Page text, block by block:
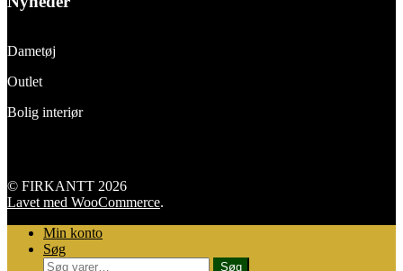
Dametøj
Outlet
Bolig interiør
© FIRKANTT 2026
Lavet med WooCommerce.
Min konto
Søg
Søg
Søg